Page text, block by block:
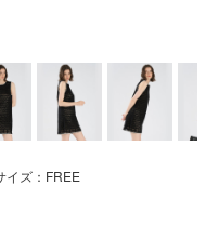
イズ：FREE